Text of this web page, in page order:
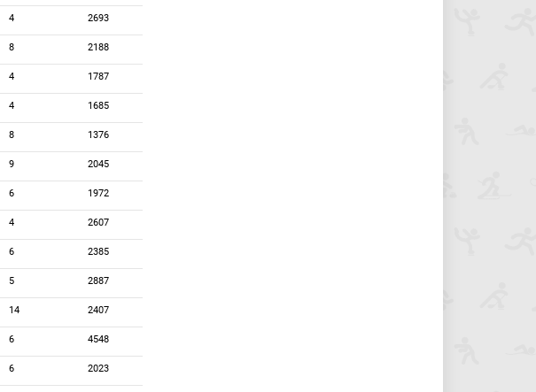
4 2693
8 2188
4 1787
4 1685
8 1376
9 2045
6 1972
4 2607
6 2385
5 2887
14 2407
6 4548
6 2023